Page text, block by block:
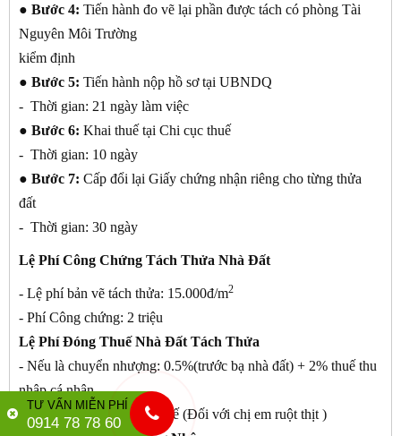
● Bước 4: Tiến hành đo vẽ lại phần được tách có phòng Tài
Nguyên Môi Trường
kiểm định
● Bước 5: Tiến hành nộp hồ sơ tại UBNDQ
- Thời gian: 21 ngày làm việc
● Bước 6: Khai thuế tại Chi cục thuế
- Thời gian: 10 ngày
● Bước 7: Cấp đổi lại Giấy chứng nhận riêng cho từng thửa
đất
- Thời gian: 30 ngày
Lệ Phí Công Chứng Tách Thửa Nhà Đất
- Lệ phí bản vẽ tách thửa: 15.000đ/m2
- Phí Công chứng: 2 triệu
Lệ Phí Đóng Thuế Nhà Đất Tách Thửa
- Nếu là chuyển nhượng: 0.5%(trước bạ nhà đất) + 2% thuế thu
nhập cá nhân
- Nếu là cho tặng: miễn thuế (Đối với chị em ruột thịt )
TƯ VẤN MIỄN PHÍ
0914 78 78 60